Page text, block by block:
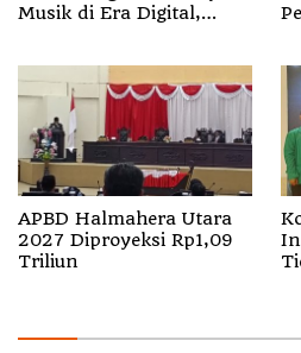
Musik di Era Digital,
Penguatan Royalti
APBD Halmahera Utara
2027 Diproyeksi Rp1,09
Triliun